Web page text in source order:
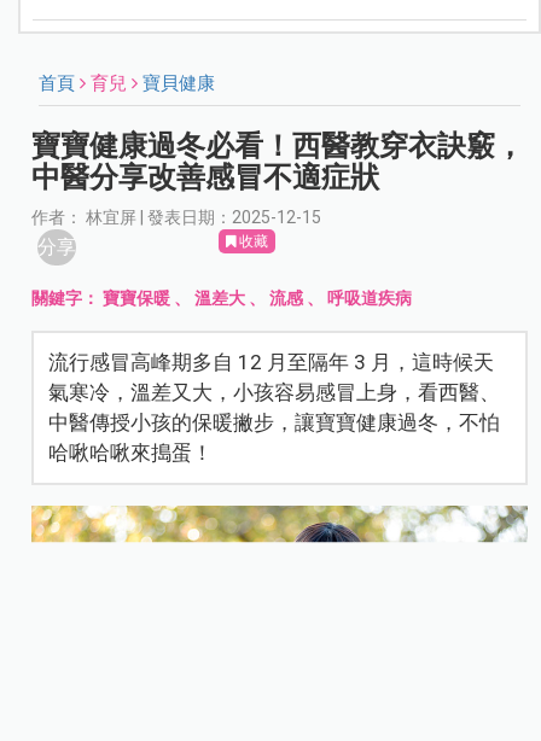
首頁 育兒 寶貝健康
寶寶健康過冬必看！西醫教穿衣訣竅，
中醫分享改善感冒不適症狀
作者： 林宜屏 | 發表日期：2025-12-15
分享 收藏
關鍵字：寶寶保暖 、溫差大 、流感 、呼吸道疾病
流行感冒高峰期多自 12 月至隔年 3 月，這時候天
氣寒冷，溫差又大，小孩容易感冒上身，看西醫、
中醫傳授小孩的保暖撇步，讓寶寶健康過冬，不怕
哈啾哈啾來搗蛋！